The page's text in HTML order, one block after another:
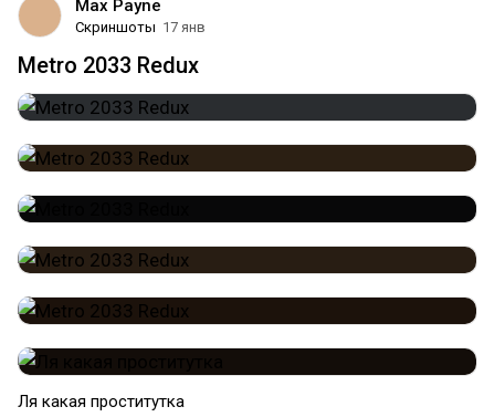
Max Payne
Скриншоты 17 янв
Metro 2033 Redux
Ля какая проститутка